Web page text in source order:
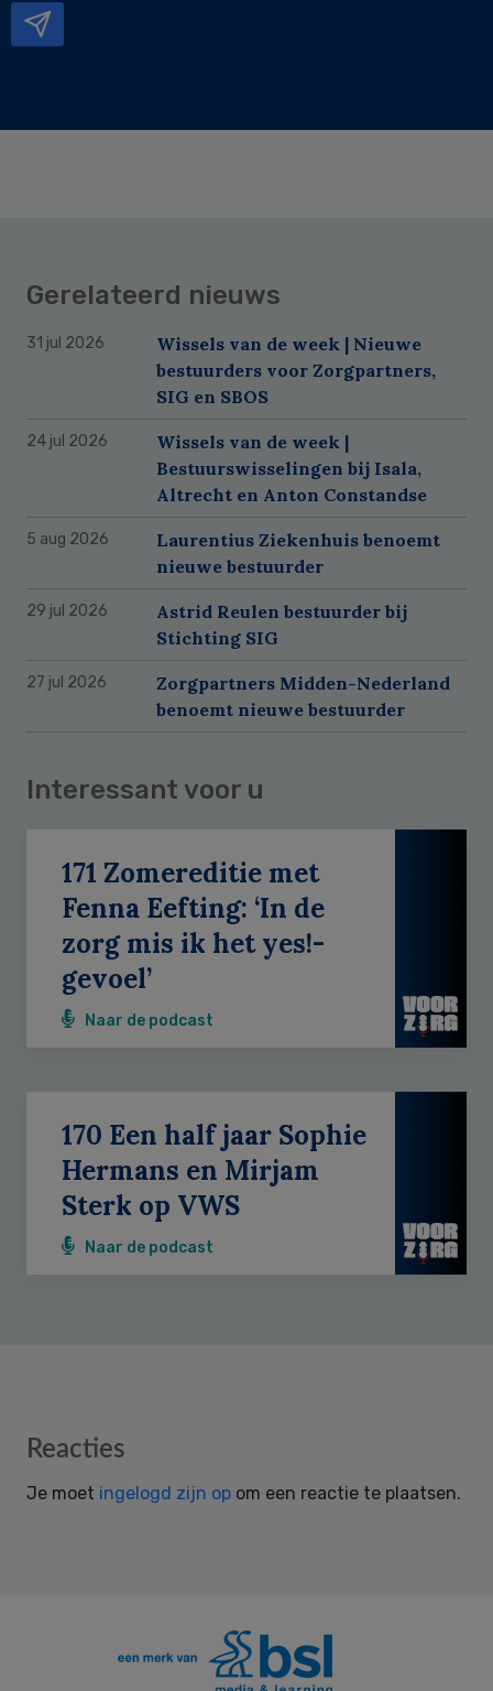
Gerelateerd nieuws
31 jul 2026
Wissels van de week | Nieuwe
bestuurders voor Zorgpartners,
SIG en SBOS
24 jul 2026
Wissels van de week |
Bestuurswisselingen bij Isala,
Altrecht en Anton Constandse
5 aug 2026
Laurentius Ziekenhuis benoemt
nieuwe bestuurder
29 jul 2026
Astrid Reulen bestuurder bij
Stichting SIG
27 jul 2026
Zorgpartners Midden-Nederland
benoemt nieuwe bestuurder
Interessant voor u
171 Zomereditie met
Fenna Eefting: ‘In de
zorg mis ik het yes!-
gevoel’
Naar de podcast
170 Een half jaar Sophie
Hermans en Mirjam
Sterk op VWS
Naar de podcast
Reader
Reacties
Je moet ingelogd zijn op om een reactie te plaatsen.